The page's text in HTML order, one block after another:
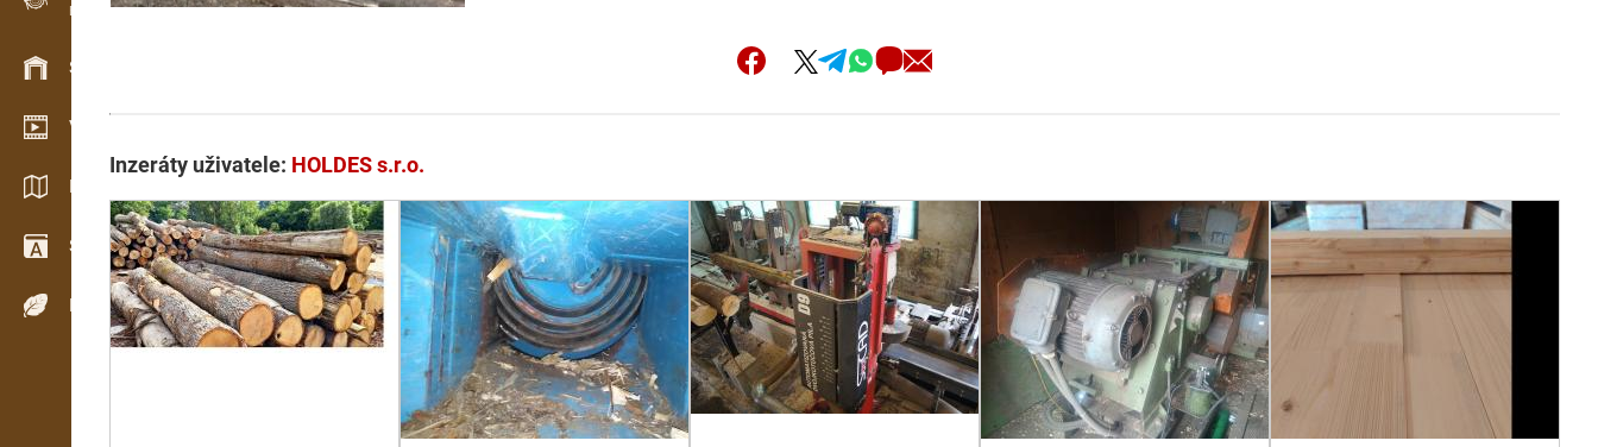
Evidence dřeva v terénu
Skladové hospodářství
Video showroom
Katalogy / Brožury
Slovník
Dřeviny
Inzeráty uživatele: HOLDES s.r.o.